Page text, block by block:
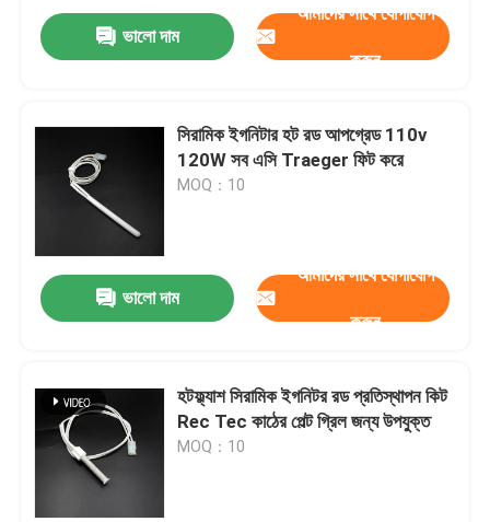
ভালো দাম
আমাদের সাথে যোগাযোগ
করুন
সিরামিক ইগনিটার হট রড আপগ্রেড 110v
120W সব এসি Traeger ফিট করে
MOQ：10
ভালো দাম
আমাদের সাথে যোগাযোগ
করুন
হটফ্ল্যাশ সিরামিক ইগনিটর রড প্রতিস্থাপন কিট
Rec Tec কাঠের পেল্ট গ্রিল জন্য উপযুক্ত
MOQ：10